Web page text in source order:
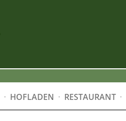
HOFLADEN RESTAURANT